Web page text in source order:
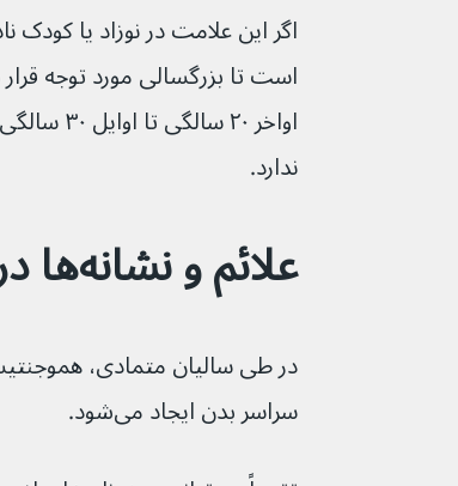
اگر این علامت در نوزاد یا کودک
است تا بزرگسالی مورد توجه قرار
اواخر ۲۰
ندارد.
علائم و نشانه‌ها در بزرگسالان
سراسر بدن ایجاد می‌شود.